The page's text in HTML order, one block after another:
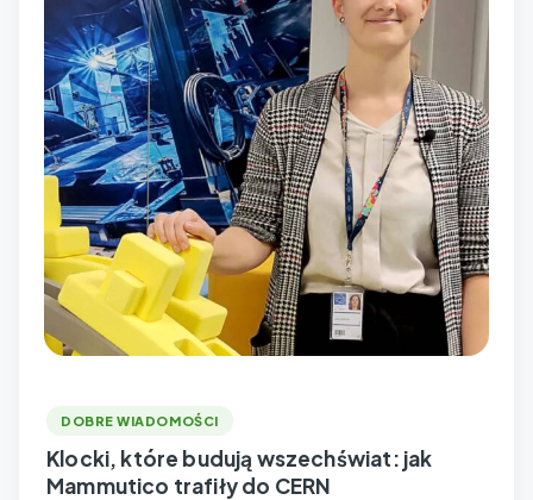
DOBRE WIADOMOŚCI
Klocki, które budują wszechświat: jak
Mammutico trafiły do CERN